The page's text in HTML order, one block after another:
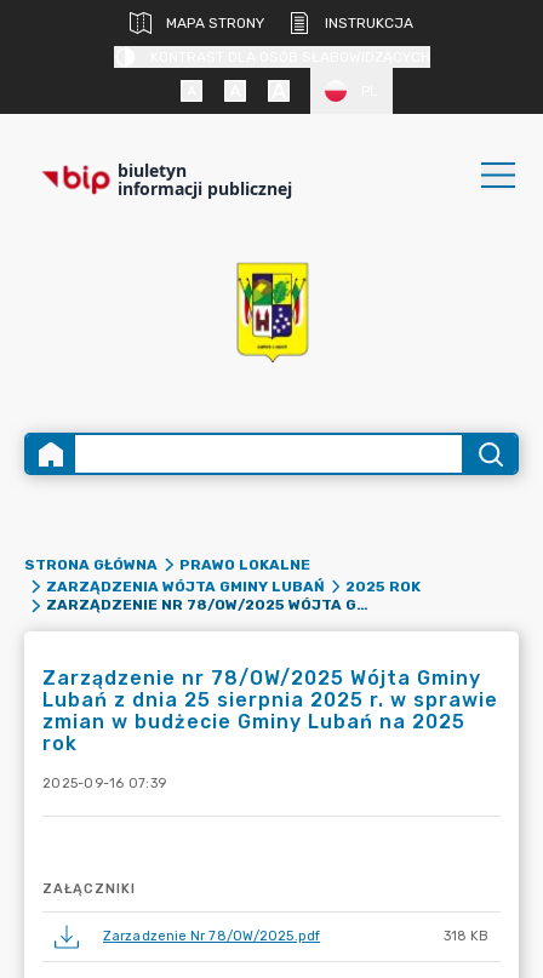
MAPA STRONY
INSTRUKCJA
biuletyn
informacji publicznej
STRONA GŁÓWNA
PRAWO LOKALNE
ZARZĄDZENIA WÓJTA GMINY LUBAŃ
2025 ROK
ZARZĄDZENIE NR 78/OW/2025 WÓJTA GMINY LUBAŃ Z DNIA 25 SIERPNIA 2025 R. W SPRAWIE ZMIAN W BUDŻECIE GMINY LUBAŃ NA 2025 ROK
Zarządzenie nr 78/OW/2025 Wójta Gminy
Lubań z dnia 25 sierpnia 2025 r. w sprawie
zmian w budżecie Gminy Lubań na 2025
rok
2025-09-16 07:39
ZAŁĄCZNIKI
Zarzadzenie Nr 78/OW/2025.pdf 318 KB